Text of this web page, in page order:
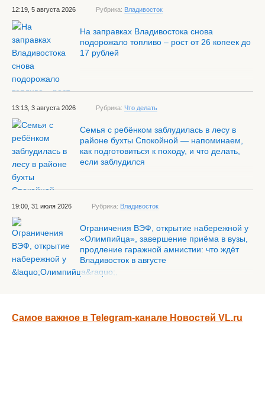
12:19, 5 августа 2026 Рубрика: Владивосток
На заправках Владивостока снова
подорожало топливо – рост от 26 копеек до
17 рублей
13:13, 3 августа 2026 Рубрика: Что делать
Семья с ребёнком заблудилась в лесу в
районе бухты Спокойной — напоминаем,
как подготовиться к походу, и что делать,
если заблудился
19:00, 31 июля 2026 Рубрика: Владивосток
Ограничения ВЭФ, открытие набережной у
«Олимпийца», завершение приёма в вузы,
продление гаражной амнистии: что ждёт
Владивосток в августе
Самое важное в Telegram-канале Новостей VL.ru